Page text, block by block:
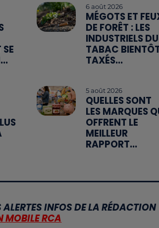
6 août 2026
MÉGOTS ET
DE FORÊT : LES
INDUSTRIELS DU
TABAC
TAXÉS...
5 août 2026
QUELLES SONT
LES MARQUES
OFFRENT LE
MEILLEUR
RAPPORT...
ALERTES INFOS DE LA RÉDACTION
MOBILE RCA